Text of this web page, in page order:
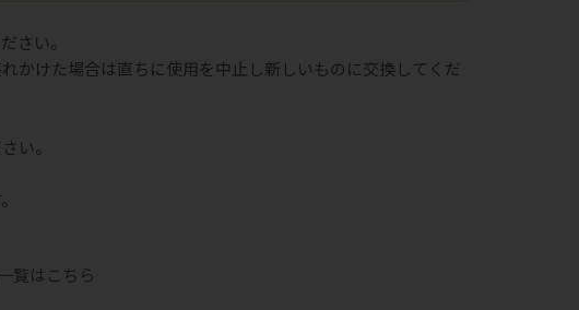
さい。
かけた場合は直ちに使用を中止し新しいものに交換してくだ
い。
一覧はこちら